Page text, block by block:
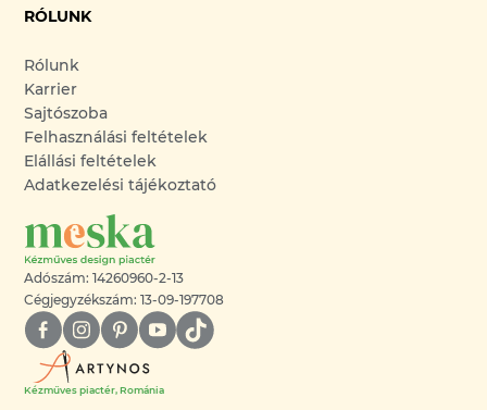
RÓLUNK
Rólunk
Karrier
Sajtószoba
Felhasználási feltételek
Elállási feltételek
Adatkezelési tájékoztató
Adószám: 14260960-2-13
Cégjegyzékszám: 13-09-197708
Kézműves piactér, Románia